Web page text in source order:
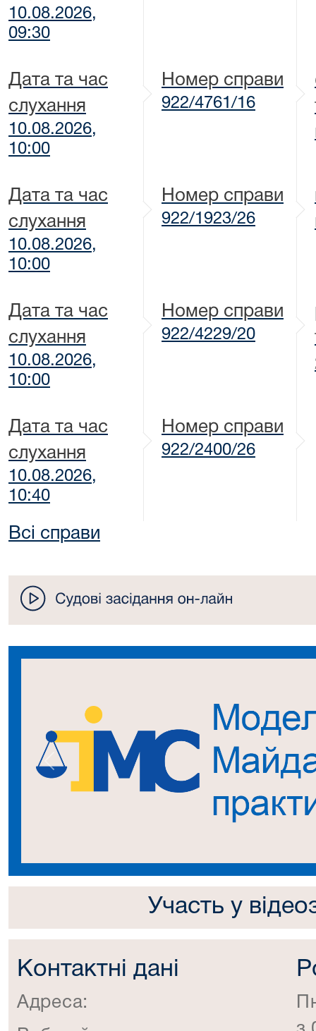
10.08.2026,
09:30
Дата та час
слухання
10.08.2026,
10:00
Номер справи
922/4761/16
Дата та час
слухання
10.08.2026,
10:00
Номер справи
922/1923/26
Дата та час
слухання
10.08.2026,
10:00
Номер справи
922/4229/20
Дата та час
слухання
10.08.2026,
10:40
Номер справи
922/2400/26
Всі справи
Попередній
Участь у
Контактні дані
Адреса: